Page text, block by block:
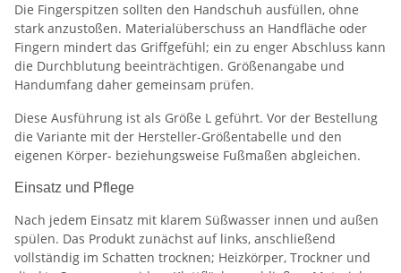
Die Fingerspitzen sollten den Handschuh ausfüllen, ohne
stark anzustoßen. Materialüberschuss an Handfläche oder
Fingern mindert das Griffgefühl; ein zu enger Abschluss kann
die Durchblutung beeinträchtigen. Größenangabe und
Handumfang daher gemeinsam prüfen.
Diese Ausführung ist als Größe L geführt. Vor der Bestellung
die Variante mit der Hersteller-Größentabelle und den
eigenen Körper- beziehungsweise Fußmaßen abgleichen.
Einsatz und Pflege
Nach jedem Einsatz mit klarem Süßwasser innen und außen
spülen. Das Produkt zunächst auf links, anschließend
vollständig im Schatten trocknen; Heizkörper, Trockner und